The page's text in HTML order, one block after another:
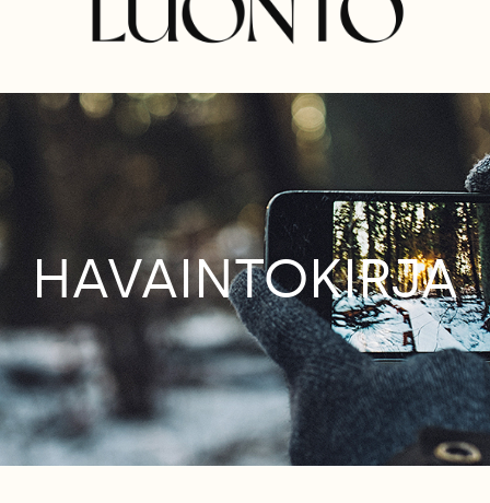
HAVAINTOKIRJA